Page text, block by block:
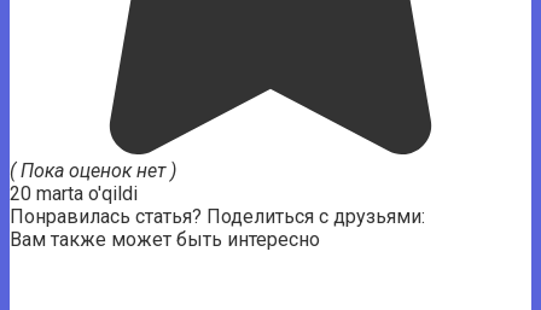
( Пока оценок нет )
20 marta o'qildi
Понравилась статья? Поделиться с друзьями:
Вам также может быть интересно